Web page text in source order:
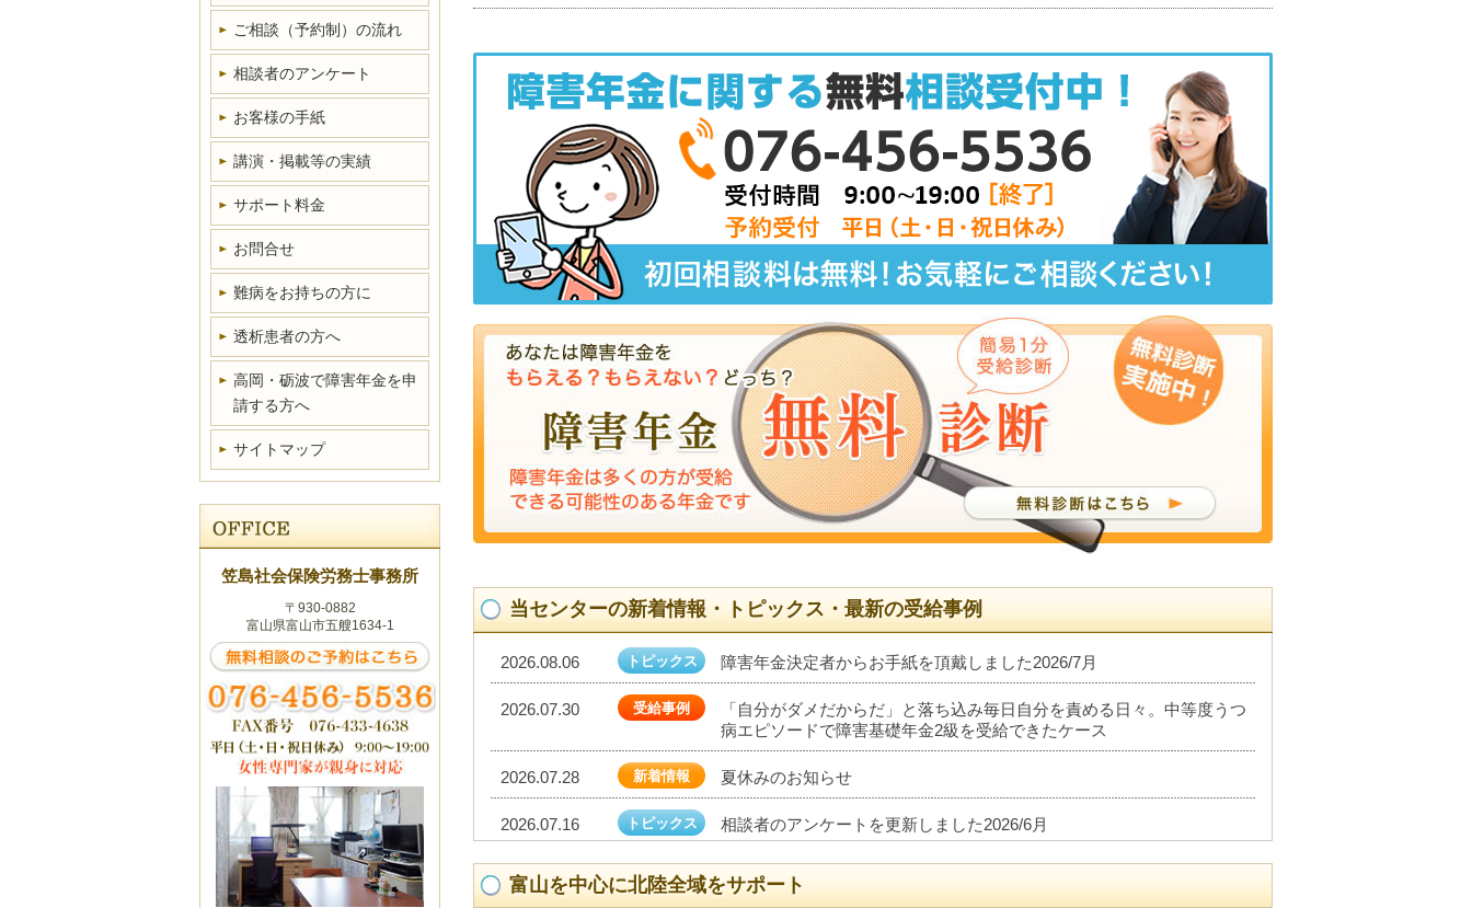
当センターの新着情報・トピックス・最新の受給事例
2026.08.06 トピックス 障害年金決定者からお手紙を頂戴しました2026/7月
2026.07.30 受給事例
「自分がダメだからだ」と落ち込み毎日自分を責める日々。中等度うつ
病エピソードで障害基礎年金2級を受給できたケース
2026.07.28 新着情報 夏休みのお知らせ
2026.07.16 トピックス 相談者のアンケートを更新しました2026/6月
2026.07.10 受給事例 脊髄損傷で車椅子生活！障害厚生年金1級を受給できたケース
富山を中心に北陸全域をサポート
ご相談（予約制）の流れ
相談者のアンケート
お客様の手紙
講演・掲載等の実績
サポート料金
お問合せ
難病をお持ちの方に
透析患者の方へ
高岡・砺波で障害年金を申
請する方へ
サイトマップ
笠島社会保険労務士事務所
〒930-0882
富山県富山市五艘1634-1